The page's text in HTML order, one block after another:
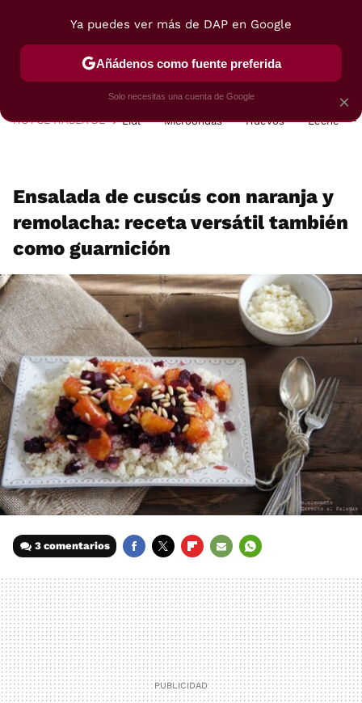
POSTRES VIAJES SELECCIÓN VEGUI
HOY SE HABLA DE Lidl Microondas Huevos Leche
Ensalada de cuscús con naranja y
remolacha: receta versátil también
como guarnición
3 comentarios
MAIL
×
Ya puedes ver más de DAP en Google
Añádenos como fuente preferida
Solo necesitas una cuenta de Google